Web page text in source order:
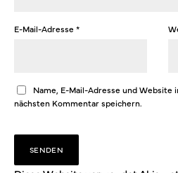
E-Mail-Adresse *
Name, E-Mail-Adresse und
nächsten Kommentar speichern.